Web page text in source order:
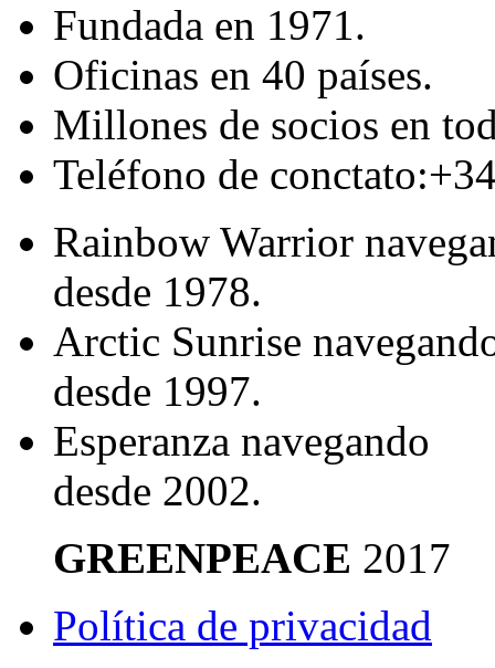
Fundada en 1971.
Oficinas en 40 países.
Millones de socios en
Teléfono de
Rainbow Warrior
desde 1978.
Arctic Sunrise
desde 1997.
Esperanza navegando
desde 2002.
GREENPEACE 2017
Política de privacidad